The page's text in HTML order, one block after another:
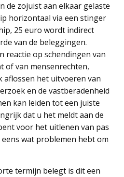
de zojuist aan elkaar gelaste
horizontaal via een stinger
25 euro wordt indirect
van de beleggingen.
reactie op schendingen van
of van mensenrechten,
aflossen het uitvoeren van
en de vastberadenheid
kan leiden tot een juiste
dat u het meldt aan de
voor het uitlenen van pas
wat problemen hebt om
termijn belegt is dit een